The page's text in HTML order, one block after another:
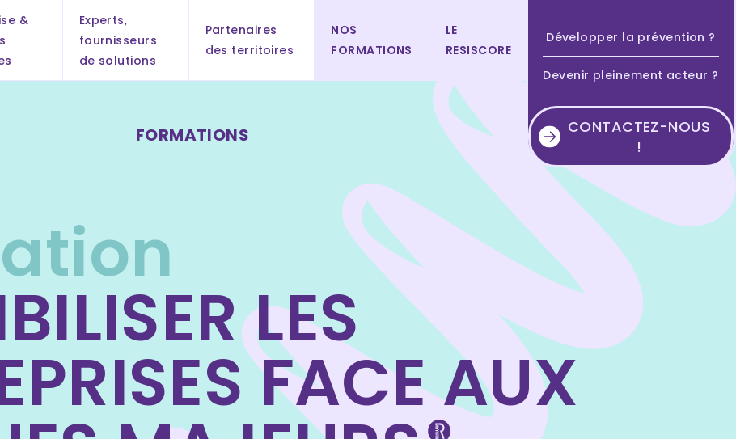
&
Experts,
fournisseurs
de solutions
Partenaires
des territoires
NOS
FORMATIONS
LE
RESISCORE
Développer la prévention ?
Devenir pleinement acteur ?
CONTACTEZ-NOUS
!
FORMATIONS
LES
FACE AUX